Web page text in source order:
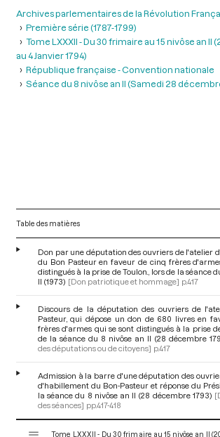
Archives parlementaires de la Révolution
Première série (1787-1799)
Tome LXXXII - Du 30 frimaire au 15 nivôse an II
au 4 Janvier 1794)
République française - Convention nationale
Séance du 8 nivôse an II (Samedi 28
Table des matières
Don par une députation des ouvriers de l'atelier
du Bon Pasteur en faveur de cinq frères
distingués à la prise de Toulon., lors de la séance
II (1973) [Don patriotique et hommage] p.417
Discours de la députation des ouvriers de
Pasteur, qui dépose un don de 680 livres en
frères d'armes qui se sont distingués à la prise
de la séance du 8 nivôse an II (28 décembre
des députations ou de citoyens] p.417
Admission à la barre d'une députation des
d'habillement du Bon-Pasteur et réponse du
la séance du 8 nivôse an II (28 décembre 1793)
des séances] pp.417-418